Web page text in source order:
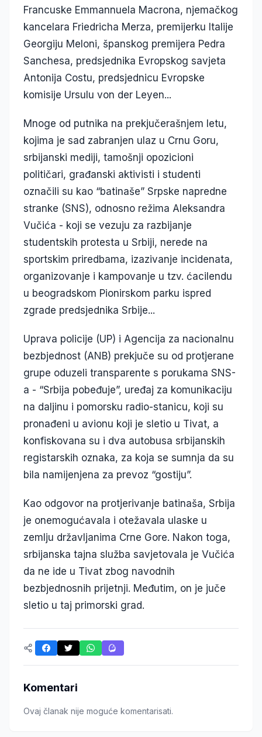
Francuske Emmannuela Macrona, njemačkog
kancelara Friedricha Merza, premijerku Italije
Georgiju Meloni, španskog premijera Pedra
Sanchesa, predsjednika Evropskog savjeta
Antonija Costu, predsjednicu Evropske
komisije Ursulu von der Leyen...
Mnoge od putnika na prekjučerašnjem letu,
kojima je sad zabranjen ulaz u Crnu Goru,
srbijanski mediji, tamošnji opozicioni
političari, građanski aktivisti i studenti
označili su kao “batinaše” Srpske napredne
stranke (SNS), odnosno režima Aleksandra
Vučića - koji se vezuju za razbijanje
studentskih protesta u Srbiji, nerede na
sportskim priredbama, izazivanje incidenata,
organizovanje i kampovanje u tzv. ćacilendu
u beogradskom Pionirskom parku ispred
zgrade predsjednika Srbije...
Uprava policije (UP) i Agencija za nacionalnu
bezbjednost (ANB) prekjuče su od protjerane
grupe oduzeli transparente s porukama SNS-
a - “Srbija pobeđuje”, uređaj za komunikaciju
na daljinu i pomorsku radio-stanicu, koji su
pronađeni u avionu koji je sletio u Tivat, a
konfiskovana su i dva autobusa srbijanskih
registarskih oznaka, za koja se sumnja da su
bila namijenjena za prevoz “gostiju”.
Kao odgovor na protjerivanje batinaša, Srbija
je onemogućavala i otežavala ulaske u
zemlju državljanima Crne Gore. Nakon toga,
srbijanska tajna služba savjetovala je Vučića
da ne ide u Tivat zbog navodnih
bezbjednosnih prijetnji. Međutim, on je juče
sletio u taj primorski grad.
Komentari
Ovaj članak nije moguće komentarisati.